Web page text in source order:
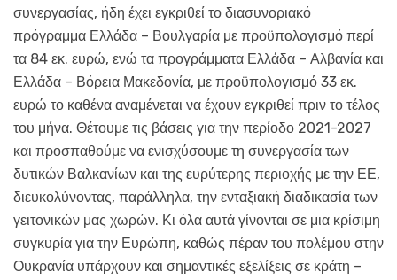
συνεργασίας, ήδη έχει εγκριθεί το διασυνοριακό
πρόγραμμα Ελλάδα – Βουλγαρία με προϋπολογισμό περί
τα 84 εκ. ευρώ, ενώ τα προγράμματα Ελλάδα – Αλβανία και
Ελλάδα – Βόρεια Μακεδονία, με προϋπολογισμό 33 εκ.
ευρώ το καθένα αναμένεται να έχουν εγκριθεί πριν το τέλος
του μήνα. Θέτουμε τις βάσεις για την περίοδο 2021-2027
και προσπαθούμε να ενισχύσουμε τη συνεργασία των
δυτικών Βαλκανίων και της ευρύτερης περιοχής με την ΕΕ,
διευκολύνοντας, παράλληλα, την ενταξιακή διαδικασία των
γειτονικών μας χωρών. Κι όλα αυτά γίνονται σε μια κρίσιμη
συγκυρία για την Ευρώπη, καθώς πέραν του πολέμου στην
Ουκρανία υπάρχουν και σημαντικές εξελίξεις σε κράτη –